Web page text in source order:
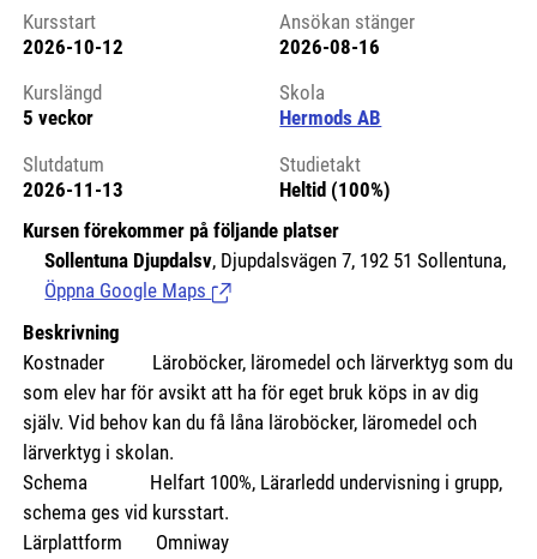
Kursstart 6176487
Kursstart
2026-10-12
Ansökan stänger
2026-08-16
Kurslängd
5 veckor
Skola
Hermods AB
Slutdatum
2026-11-13
Studietakt
Heltid (100%)
Kursen förekommer på följande platser
Sollentuna Djupdalsv, Djupdalsvägen 7, 192 51 Sollentuna,
Öppna Google Maps (Länk till extern sida.)
Beskrivning
Kostnader Läroböcker, läromedel och lärverktyg som du
som elev har för avsikt att ha för eget bruk köps in av dig
själv. Vid behov kan du få låna läroböcker, läromedel och
lärverktyg i skolan.
Schema Helfart 100%, Lärarledd undervisning i grupp,
schema ges vid kursstart.
Lärplattform Omniway